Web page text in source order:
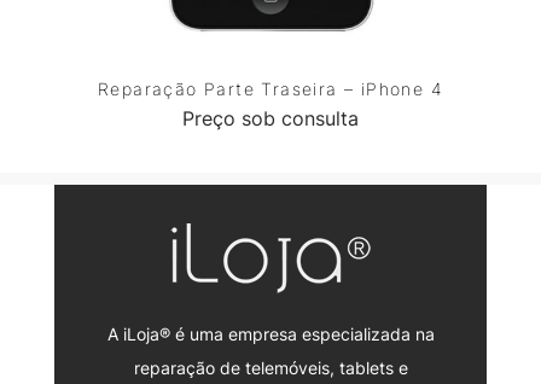
Reparação Parte Traseira – iPhone 4
Preço sob consulta
A iLoja® é uma empresa especializada na
reparação de telemóveis, tablets e